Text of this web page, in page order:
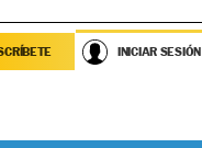
INICIAR SESIÓN